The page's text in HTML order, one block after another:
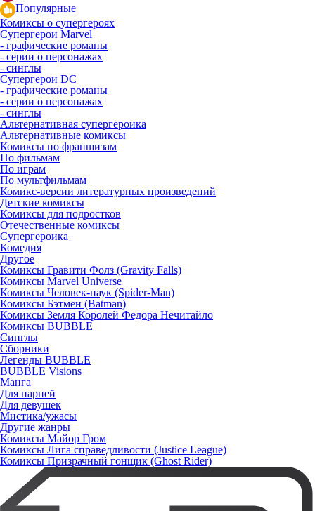
Популярные
Комиксы о супергероях
Супергерои Marvel
- графические романы
- серии о персонажах
- синглы
Супергерои DC
- графические романы
- серии о персонажах
- синглы
Альтернативная супергероика
Альтернативные комиксы
Комиксы по франшизам
По фильмам
По играм
По мультфильмам
Комикс-версии литературных произведений
Детские комиксы
Комиксы для подростков
Отечественные комиксы
Супергероика
Комедия
Другое
Комиксы Гравити Фолз (Gravity Falls)
Комиксы Marvel Universe
Комиксы Человек-паук (Spider-Man)
Комиксы Бэтмен (Batman)
Комиксы Земля Королей Федора Нечитайло
Комиксы BUBBLE
Синглы
Сборники
Легенды BUBBLE
BUBBLE Visions
Манга
Для парней
Для девушек
Мистика/ужасы
Другие жанры
Комиксы Майор Гром
Комиксы Лига справедливости (Justice League)
Комиксы Призрачный гонщик (Ghost Rider)